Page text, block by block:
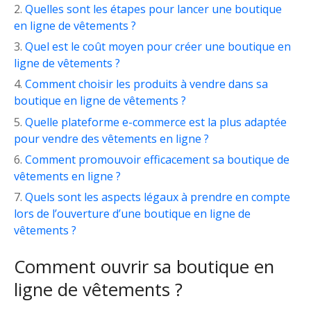
Quelles sont les étapes pour lancer une boutique
en ligne de vêtements ?
Quel est le coût moyen pour créer une boutique en
ligne de vêtements ?
Comment choisir les produits à vendre dans sa
boutique en ligne de vêtements ?
Quelle plateforme e-commerce est la plus adaptée
pour vendre des vêtements en ligne ?
Comment promouvoir efficacement sa boutique de
vêtements en ligne ?
Quels sont les aspects légaux à prendre en compte
lors de l’ouverture d’une boutique en ligne de
vêtements ?
Comment ouvrir sa boutique en
ligne de vêtements ?